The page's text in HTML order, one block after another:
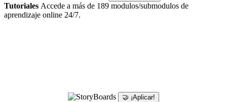
Tutoriales Accede a más de 189 modulos/submodulos de
aprendizaje online 24/7.
🤝 ¡Aplicar!